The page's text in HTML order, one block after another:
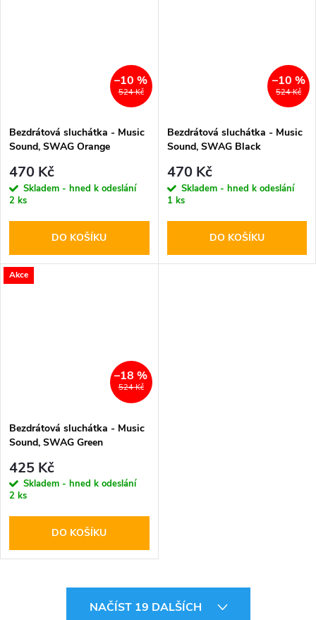
524 Kč
–10 %
Bezdrátová sluchátka - Music
Sound, SWAG Orange
470 Kč
Skladem - hned k odeslání
2 ks
DO KOŠÍKU
524 Kč
–10 %
Bezdrátová sluchátka - Music
Sound, SWAG Black
470 Kč
Skladem - hned k odeslání
1 ks
DO KOŠÍKU
Akce
524 Kč
–18 %
Bezdrátová sluchátka - Music
Sound, SWAG Green
425 Kč
Skladem - hned k odeslání
2 ks
DO KOŠÍKU
NAČÍST 19 DALŠÍCH